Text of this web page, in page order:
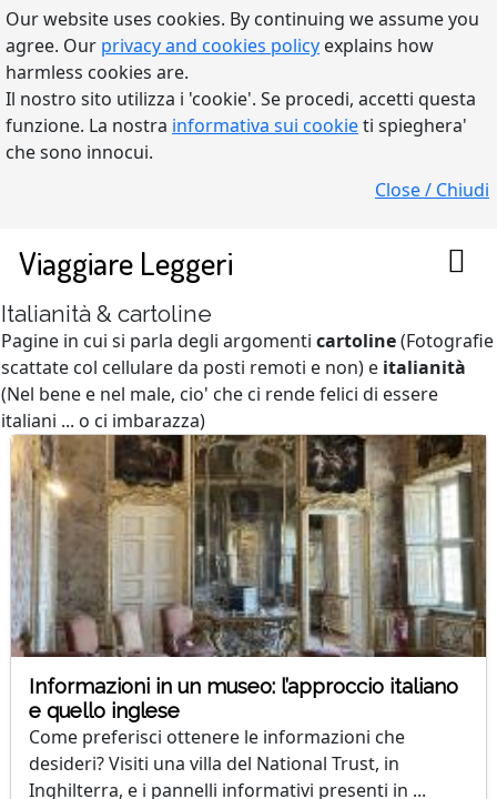
Our website uses cookies. By continuing we assume you
agree. Our privacy and cookies policy explains how
harmless cookies are.
Il nostro sito utilizza i 'cookie'. Se procedi, accetti questa
funzione. La nostra informativa sui cookieti spieghera'
che sono innocui.
Close / Chiudi
Viaggiare Leggeri
Italianità & cartoline
Pagine in cui si parla degli argomenti cartoline(Fotografie
scattate col cellulare da posti remoti e non) e italianità
(Nel bene e nel male, cio' che ci rende felici di essere
italiani ... o ci imbarazza)
Informazioni in un museo: l’approccio italiano
e quello inglese
Come preferisci ottenere le informazioni che
desideri? Visiti una villa del National Trust, in
Inghilterra, e i pannelli informativi presenti in ...